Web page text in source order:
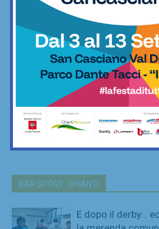
BAR SPORT...CHIANTI
E dopo il derby…